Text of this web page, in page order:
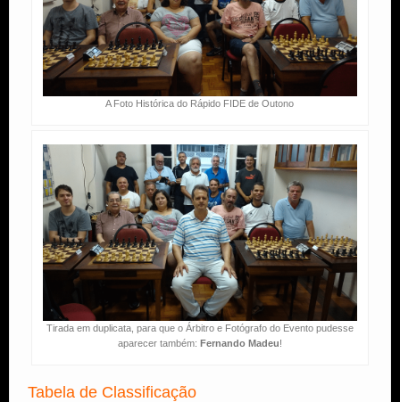
A Foto Histórica do Rápido FIDE de Outono
Tirada em duplicata, para que o Árbitro e Fotógrafo do Evento pudesse
aparecer também: Fernando Madeu!
Tabela de Classificação